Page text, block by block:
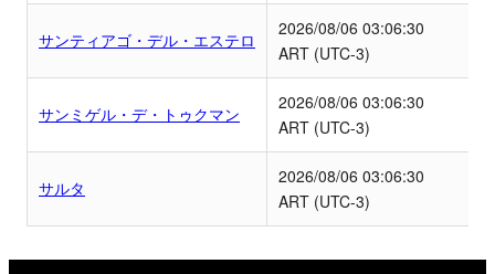
サンティアゴ・デル・エステロ
2026/08/06 03:06:30
ART (UTC-3)
サンミゲル・デ・トゥクマン
2026/08/06 03:06:30
ART (UTC-3)
サルタ
2026/08/06 03:06:30
ART (UTC-3)